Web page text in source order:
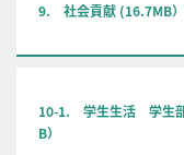
9. 社会貢献 (16.7MB）
10-1. 学生生活 学生部
B）